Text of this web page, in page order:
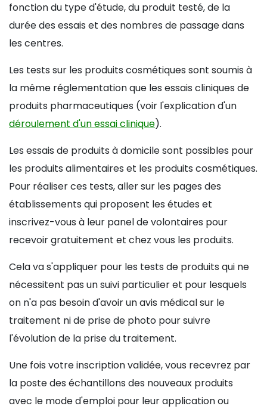
fonction du type d'étude, du produit testé, de la
durée des essais et des nombres de passage dans
les centres.
Les tests sur les produits cosmétiques sont soumis à
la même réglementation que les essais cliniques de
produits pharmaceutiques (voir l'explication d'un
déroulement d'un essai clinique).
Les essais de produits à domicile sont possibles pour
les produits alimentaires et les produits cosmétiques.
Pour réaliser ces tests, aller sur les pages des
établissements qui proposent les études et
inscrivez-vous à leur panel de volontaires pour
recevoir gratuitement et chez vous les produits.
Cela va s'appliquer pour les tests de produits qui ne
nécessitent pas un suivi particulier et pour lesquels
on n'a pas besoin d'avoir un avis médical sur le
traitement ni de prise de photo pour suivre
l'évolution de la prise du traitement.
Une fois votre inscription validée, vous recevrez par
la poste des échantillons des nouveaux produits
avec le mode d'emploi pour leur application ou